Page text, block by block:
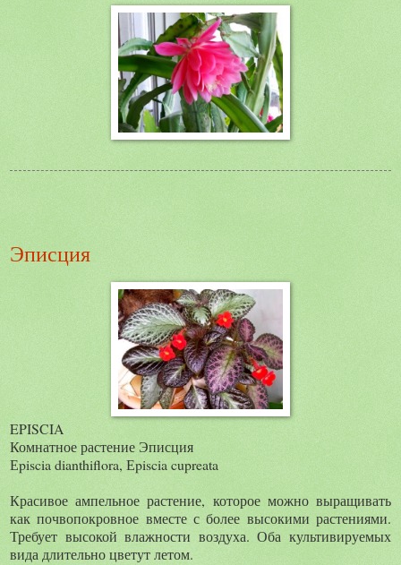
Эписция
EPISCIA
Комнатное растение Эписция
Еpiscia dianthiflora, Еpiscia cupreata
Красивое ампельное растение, которое можно выращивать
как почвопокровное вместе с более высокими растениями.
Требует высокой влажности воздуха. Оба культивируемых
вида длительно цветут летом.